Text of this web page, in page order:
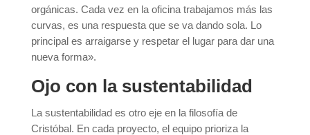
orgánicas. Cada vez en la oficina trabajamos más las
curvas, es una respuesta que se va dando sola. Lo
principal es arraigarse y respetar el lugar para dar una
nueva forma».
Ojo con la sustentabilidad
La sustentabilidad es otro eje en la filosofía de
Cristóbal. En cada proyecto, el equipo prioriza la